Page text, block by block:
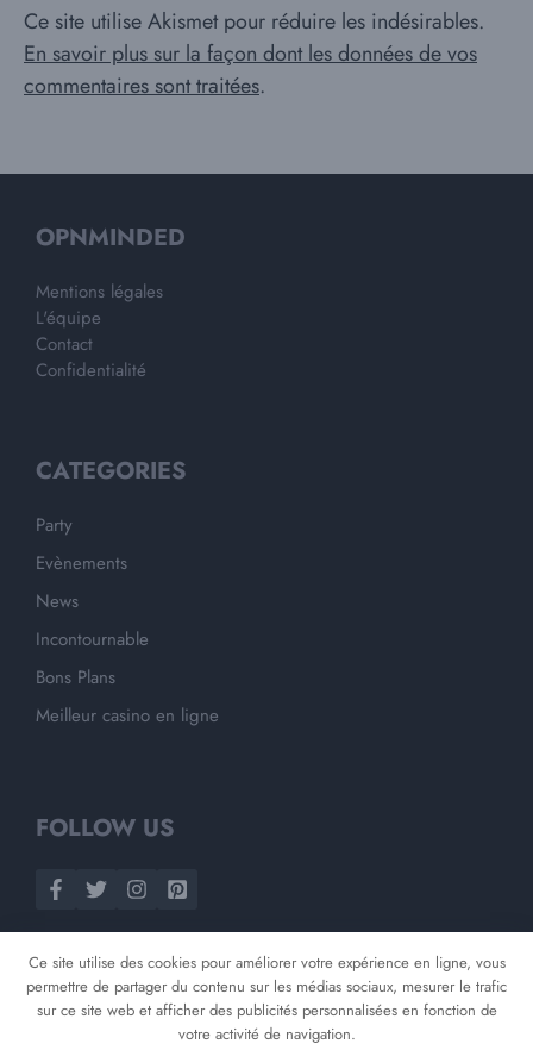
Ce site utilise Akismet pour réduire les indésirables.
En savoir plus sur la façon dont les données de vos
commentaires sont traitées.
OPNMINDED
Mentions légales
L'équipe
Contact
Confidentialité
CATEGORIES
Party
Evènements
News
Incontournable
Bons Plans
Meilleur casino en ligne
FOLLOW US
Ce site utilise des cookies pour améliorer votre expérience en ligne, vous
permettre de partager du contenu sur les médias sociaux, mesurer le trafic
sur ce site web et afficher des publicités personnalisées en fonction de
votre activité de navigation.